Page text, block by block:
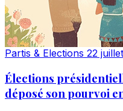
Partis & Elections 22
Élections
déposé son pourvoi